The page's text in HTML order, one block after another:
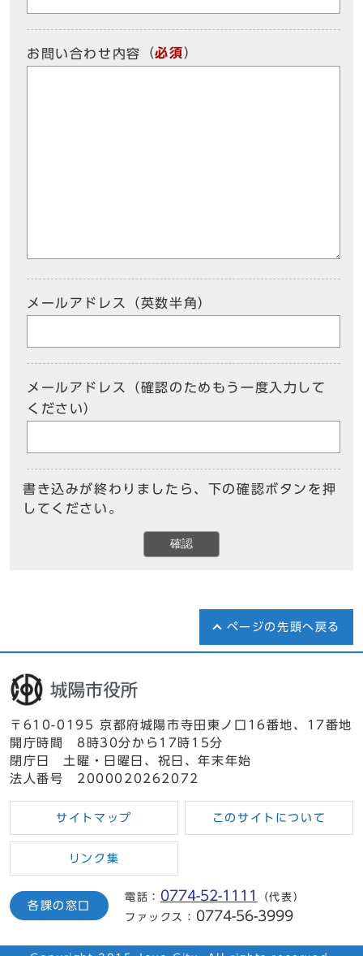
お問い合わせ内容 （必須）
メールアドレス（英数半角）
メールアドレス（確認のためもう一度入力して
ください）
書き込みが終わりましたら、下の確認ボタンを押
してください。
確認
ページの先頭へ戻る
〒610-0195 京都府城陽市寺田東ノ口16番地、17番地
開庁時間 8時30分から17時15分
閉庁日 土曜・日曜日、祝日、年末年始
法人番号 2000020262072
サイトマップ このサイトについて
リンク集
各課の窓口
電話： 0774-52-1111
（代表）
ファックス：
0774-56-3999